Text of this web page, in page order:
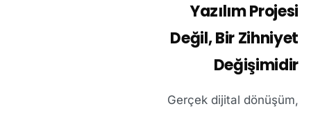
Yazılım Projesi
Değil, Bir Zihniyet
Değişimidir
Gerçek dijital dönüşüm,